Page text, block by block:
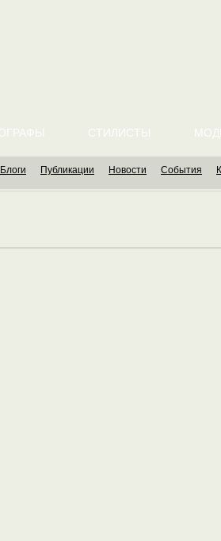
СТИЛИСТЫ
Блоги Публикации Новости События